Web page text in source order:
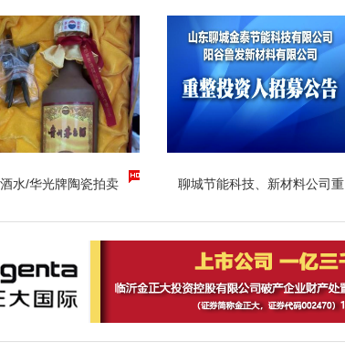
水/华光牌陶瓷拍卖
聊城节能科技、新材料公司重